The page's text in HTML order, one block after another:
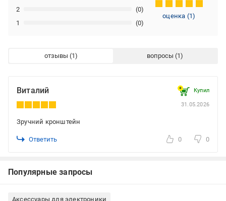
1 (0)
2 (0)
оценка (1)
отзывы вопросы
Виталий Купил
31.05.2026
Зручний кронштейн
Ответить 0 0
Популярные запросы
Аксессуары для электроники